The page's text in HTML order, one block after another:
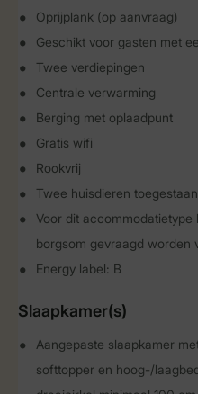
Oprijplank (op aanvraag)
Geschikt voor gasten met
Twee verdiepingen
Centrale verwarming
Berging met oplaadpunt
Gratis wifi
Rookvrij
Twee huisdieren toegestaan
Voor dit accommodatietype
borgsom gevraagd worden
Energy label: B
Slaapkamer(s)
Aangepaste slaapkamer
softtopper en hoog-/